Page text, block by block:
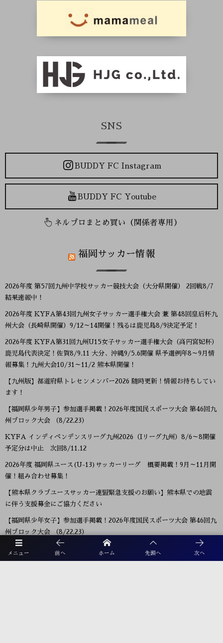
メニュー 前へ ホーム 先頭へ 次へ
SNS
BUDDY FC Instagram
BUDDY FC Youtube
ネルプロまとめ買い（関係者専用）
福岡サッカー情報
2026年度 第57回九州中学校サッカー競技大会（大分県開催） 2回戦8/7
結果速報中！
2026年度 KYFA第43回九州女子サッカー選手権大会 兼 第48回皇后杯九
州大会（長崎県開催）9/12～14開催！残るは鹿児島8/9決定予定！
2026年度 KYFA第31回九州U15女子サッカー選手権大会（高円宮妃杯）
鹿児島代表決定！佐賀8/9.11 大分、沖縄9/5.6開催 県予選例年8～9月情
報募集！九州大会10/31～11/2 熊本県開催！
【九州版】都道府県トレセンメンバー2026 随時更新！情報お待ちしてい
ます！
【福岡県少年男子】参加選手掲載！2026年度国民スポーツ大会 第46回九
州ブロック大会 （8/22,23）
KYFA インディペンデンスリーグ九州2026（Iリーグ九州）8/6～8開催
予定分は中止 次回8/11.12
2026年度 福岡県ユース(U-13)サッカーリーグ 概要掲載！9月～11月開
催！組み合わせ募集！
【熊本県クラブユースサッカー連盟緊急支援のお願い】熊本県での地震
に伴う支援募金にご協力ください
【福岡県少年女子】参加選手掲載！2026年度国民スポーツ大会 第46回九
州ブロック大会 （8/22,23）
2026年度 第38回九州ジュニア U-11 サッカー大会（新人戦）福岡県中央
大会 11/29.12/5開催！組合せ募集